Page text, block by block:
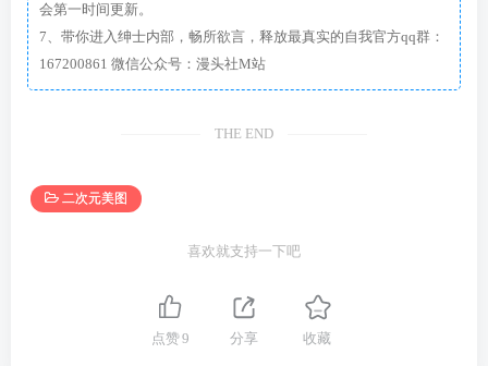
会第一时间更新。
7、带你进入绅士内部，畅所欲言，释放最真实的自我官方qq群：
167200861 微信公众号：漫头社M站
THE END
二次元美图
喜欢就支持一下吧
点赞9 分享 收藏